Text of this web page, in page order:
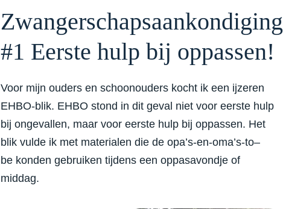
Zwangerschapsaankondiging
#1 Eerste hulp bij oppassen!
Voor mijn ouders en schoonouders kocht ik een ijzeren
EHBO-blik. EHBO stond in dit geval niet voor eerste hulp
bij ongevallen, maar voor eerste hulp bij oppassen. Het
blik vulde ik met materialen die de opa’s-en-oma’s-to–
be konden gebruiken tijdens een oppasavondje of
middag.